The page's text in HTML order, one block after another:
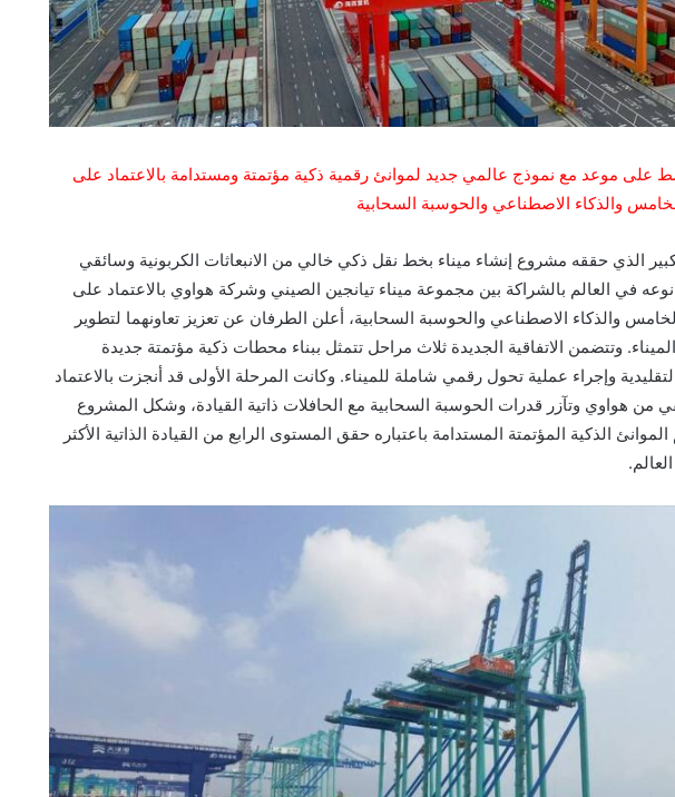
على موعد مع نموذج عالمي جديد لموانئ رقمية ذكية مؤتمتة ومستدامة بالاعتماد على
والذكاء الاصطناعي والحوسبة السحابية
الذي حققه مشروع إنشاء ميناء بخط نقل ذكي خالي من الانبعاثات الكربونية وسائقي
في العالم بالشراكة بين مجموعة ميناء تيانجين الصيني وشركة هواوي بالاعتماد على
والذكاء الاصطناعي والحوسبة السحابية، أعلن الطرفان عن تعزيز تعاونهما لتطوير
وتتضمن الاتفاقية الجديدة ثلاث مراحل تتمثل ببناء محطات ذكية مؤتمتة جديدة
وإجراء عملية تحول رقمي شاملة للميناء. وكانت المرحلة الأولى قد أنجزت بالاعتماد
من هواوي وتآزر قدرات الحوسبة السحابية مع الحافلات ذاتية القيادة، وشكل المشروع
الذكية المؤتمتة المستدامة باعتباره حقق المستوى الرابع من القيادة الذاتية الأكثر